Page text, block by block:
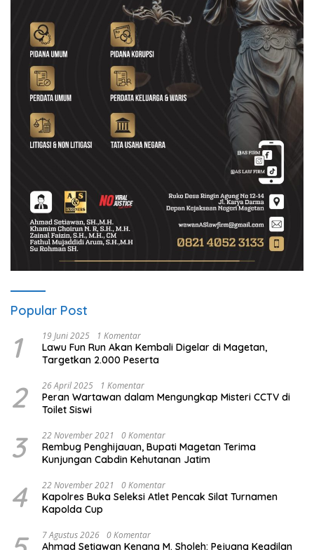
Popular Post
1 19 Juni 2025 1 Komentar
Lawu Fun Run Akan Kembali Digelar di Magetan,
Targetkan 2.000 Peserta
2 26 April 2025 1 Komentar
Peran Wartawan dalam Mengungkap Misteri CCTV di
Toilet Siswi
3 22 November 2021 0 Komentar
Rembug Penghijauan, Bupati Magetan Terima
Kunjungan Cabdin Kehutanan Jatim
4 22 November 2021 0 Komentar
Kapolres Buka Seleksi Atlet Pencak Silat Turnamen
Kapolda Cup
7 Agustus 2026 0 Komentar
Ahmad Setiawan Kenang M. Sholeh: Pejuang Keadilan